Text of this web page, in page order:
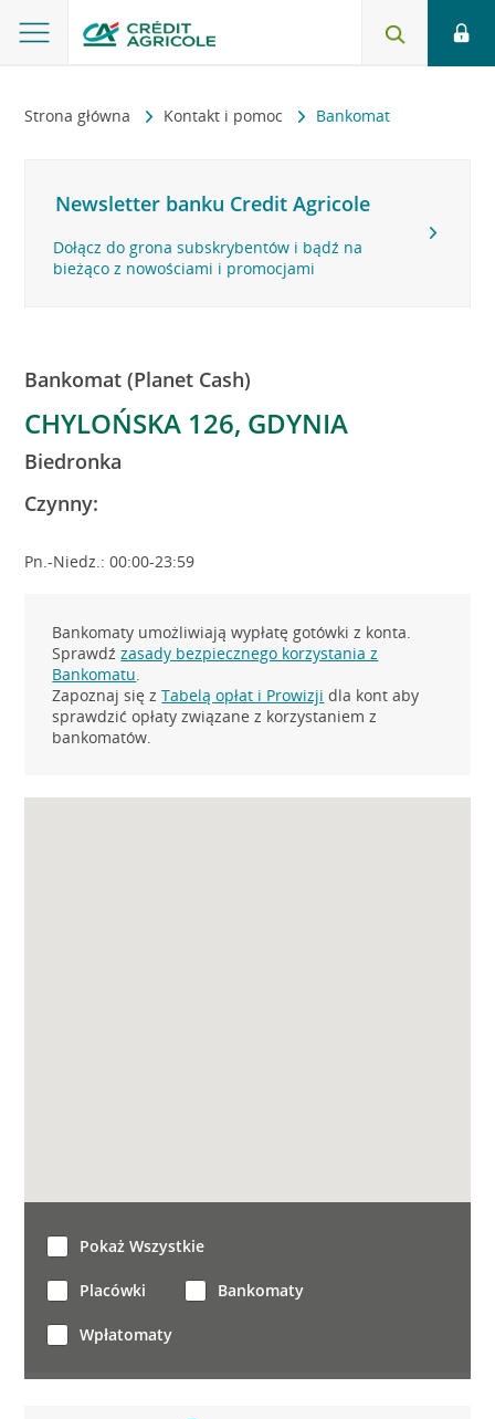
Strona główna Kontakt i pomoc Bankomat
Newsletter banku Credit Agricole
Dołącz do grona subskrybentów i bądź na
bieżąco z nowościami i promocjami
Bankomat (Planet Cash)
CHYLOŃSKA 126, GDYNIA
Biedronka
Czynny:
Pn.-Niedz.: 00:00-23:59
Bankomaty umożliwiają wypłatę gotówki z konta.
Sprawdźzasady bezpiecznego korzystania z
Bankomatu.
Zapoznaj się zTabelą opłat i Prowizji dla kont aby
sprawdzić opłaty związane z korzystaniem z
bankomatów.
Pokaż Wszystkie
Placówki Bankomaty
Wpłatomaty